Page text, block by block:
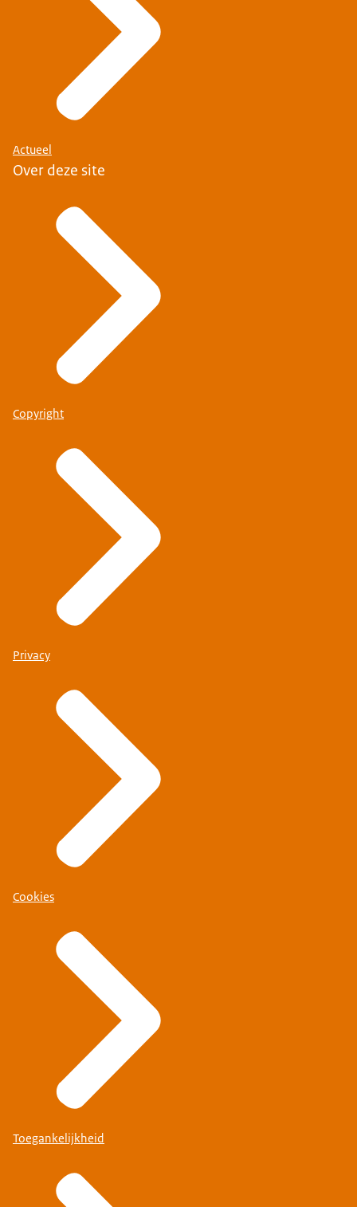
Actueel
Over deze site
Copyright
Privacy
Cookies
Toegankelijkheid